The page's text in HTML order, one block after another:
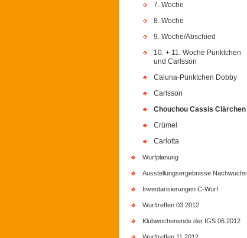
7. Woche
8. Woche
9. Woche/Abschied
10. + 11. Woche Pünktchen
und Carlsson
Caluna-Pünktchen Dobby
Carlsson
Chouchou Cassis Clärchen
Crümel
Carlotta
Wurfplanung
Ausstellungsergebnisse Nachwuchs
Inventarisierungen C-Wurf
Wurftreffen 03.2012
Klubwochenende der IGS 06.2012